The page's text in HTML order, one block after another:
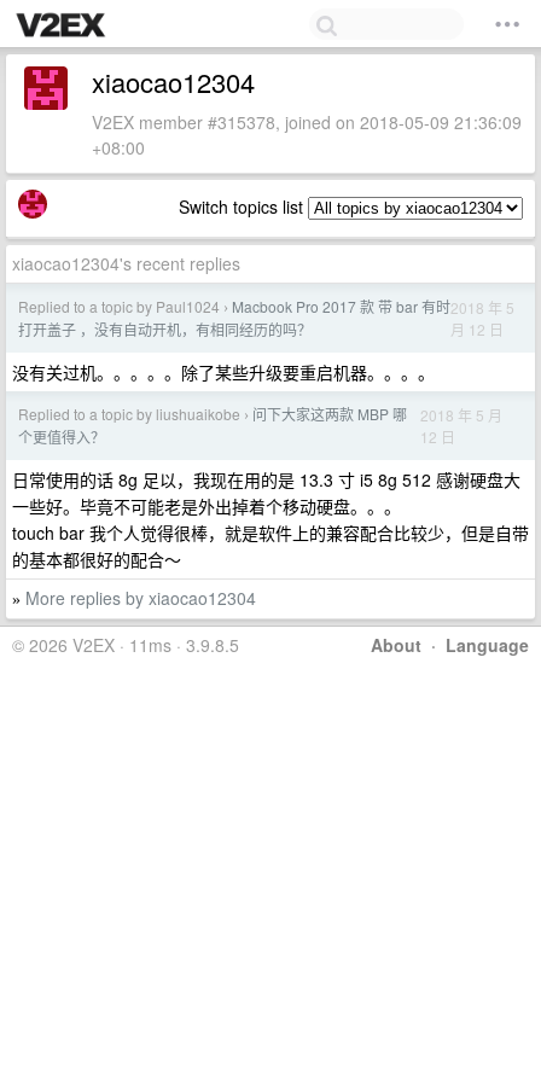
xiaocao12304
V2EX member #315378, joined on 2018-05-09 21:36:09
+08:00
Switch topics list
xiaocao12304's recent replies
Replied to a topic by Paul1024 › Macbook Pro 2017 款 带 bar 有时
打开盖子 ，没有自动开机，有相同经历的吗？
2018 年 5
月 12 日
没有关过机。。。。。除了某些升级要重启机器。。。。
Replied to a topic by liushuaikobe › 问下大家这两款 MBP 哪
个更值得入？
2018 年 5 月
12 日
日常使用的话 8g 足以，我现在用的是 13.3 寸 i5 8g 512 感谢硬盘大
一些好。毕竟不可能老是外出掉着个移动硬盘。。。
touch bar 我个人觉得很棒，就是软件上的兼容配合比较少，但是自带
的基本都很好的配合～
» More replies by xiaocao12304
About · Language
© 2026 V2EX · 11ms · 3.9.8.5